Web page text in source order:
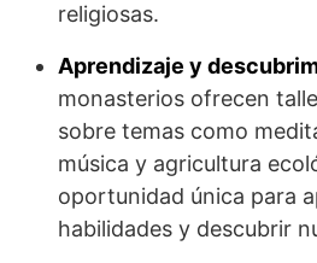
religiosas.
Aprendizaje y
monasterios ofrecen
sobre temas como
música y agricultura
oportunidad única para
habilidades y descubrir